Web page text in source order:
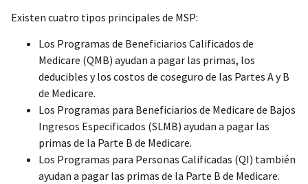
Existen cuatro tipos principales de MSP:
Los Programas de Beneficiarios Calificados de
Medicare (QMB) ayudan a pagar las primas, los
deducibles y los costos de coseguro de las Partes A y B
de Medicare.
Los Programas para Beneficiarios de Medicare de Bajos
Ingresos Especificados (SLMB) ayudan a pagar las
primas de la Parte B de Medicare.
Los Programas para Personas Calificadas (QI) también
ayudan a pagar las primas de la Parte B de Medicare.